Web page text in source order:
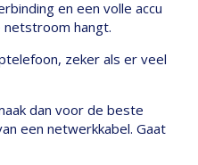
en een volle accu
netstroom hangt.
zeker als er veel
dan voor de beste
een netwerkkabel. Gaat